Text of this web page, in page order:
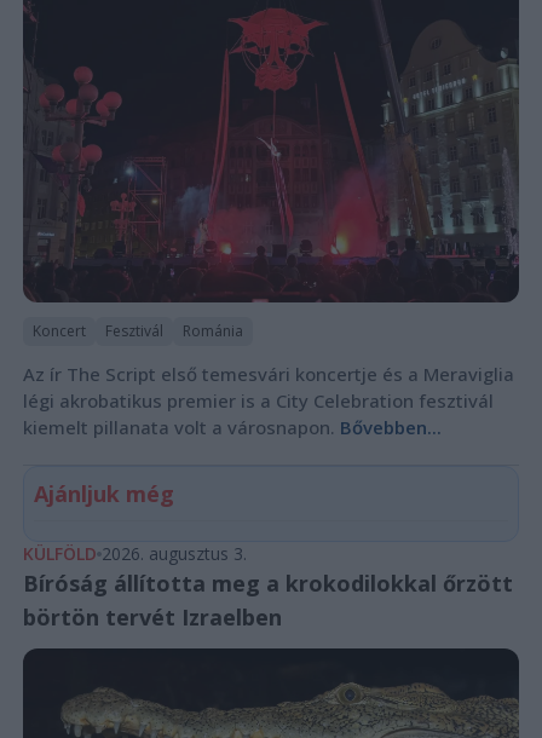
Koncert Fesztivál Románia
Az ír The Script első temesvári koncertje és a Meraviglia
légi akrobatikus premier is a City Celebration fesztivál
kiemelt pillanata volt a városnapon. Bővebben...
Ajánljuk még
KÜLFÖLD 2026. augusztus 3.
Bíróság állította meg a krokodilokkal őrzött
börtön tervét Izraelben